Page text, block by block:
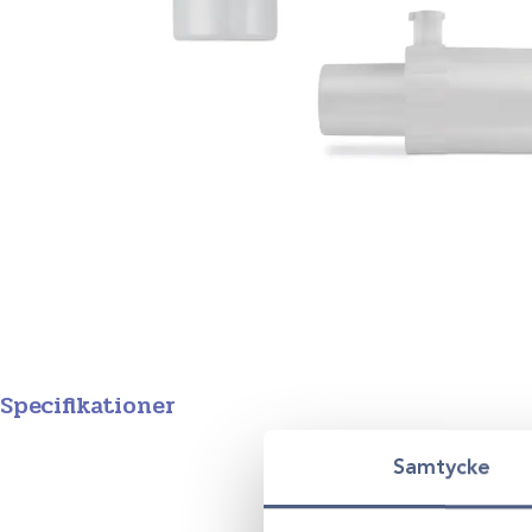
Samtycke
Specifikationer